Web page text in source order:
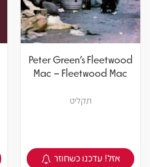
Peter Green's Fleetwood
Mac – Fleetwood Mac
תקליט
צפיה במוצר
אזל! עדכנו כשחוזר